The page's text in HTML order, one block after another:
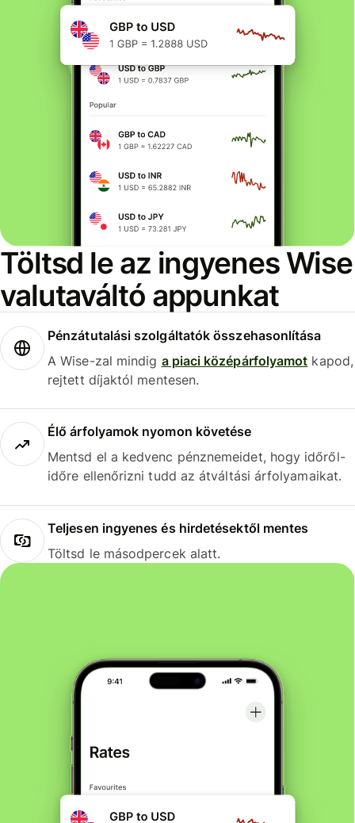
Töltsd le az ingyenes Wise
valutaváltó appunkat
Pénzátutalási szolgáltatók összehasonlítása
A Wise-zal mindig a piaci középárfolyamot kapod,
rejtett díjaktól mentesen.
Élő árfolyamok nyomon követése
Mentsd el a kedvenc pénznemeidet, hogy időről-
időre ellenőrizni tudd az átváltási árfolyamaikat.
Teljesen ingyenes és hirdetésektől mentes
Töltsd le másodpercek alatt.